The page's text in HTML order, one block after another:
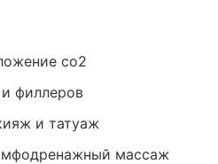
co2
филлеров
и татуаж
массаж